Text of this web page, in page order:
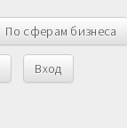
По сферам бизнеса
Вход